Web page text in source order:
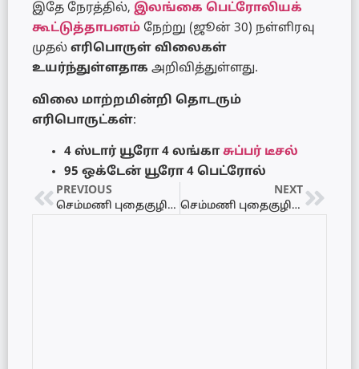
இதே நேரத்தில், இலங்கை பெட்ரோலியக்
கூட்டுத்தாபனம் நேற்று (ஜூன் 30) நள்ளிரவு
முதல் எரிபொருள் விலைகள்
உயர்ந்துள்ளதாக அறிவித்துள்ளது.
விலை மாற்றமின்றி தொடரும்
எரிபொருட்கள்:
4 ஸ்டார் யூரோ 4 லங்காசுப்பர் டீசல்
95 ஒக்டேன் யூரோ 4 பெட்ரோல்
PREVIOUS
செம்மணி புதைகுழி: AI மூலம் உருவாக்கப்படும் போலிப் படங்கள் தொடர்பில் கடும் எச்சரிக்கை
NEXT
செம்மணி புதைகுழியில் மர்ம வாகன கண்காணிப்பு – மக்கள் மத்தியில் அச்சம்!